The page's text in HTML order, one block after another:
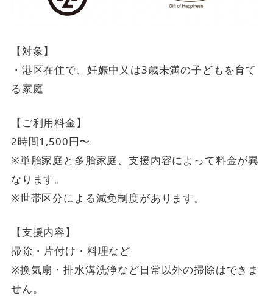
【対象】
・港区在住で、妊娠中又は3歳未満の子どもを育て
る家庭
【ご利用料金】
2時間1,500円〜
※単胎家庭と多胎家庭、支援内容によって料金が異
なります。
※世帯区分による減免制度があります。
【支援内容】
掃除・片付け・料理など
※換気扇・排水溝洗浄など日常以外の掃除はできま
せん。